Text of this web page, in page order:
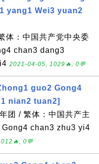
yang1 Wei3 yuan2
体：中国共产党中央委
chan3 dang3
2021-04-05, 1029🔥, 0💬
guo2 Gong4
nian2 tuan2]
团 / 繁体：中国共产主
Gong4 chan3 zhu3 yi4
0💬